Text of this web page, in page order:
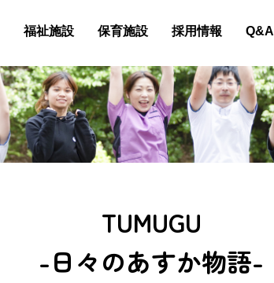
福祉施設 保育施設 採用情報 Q&A
TUMUGU
-日々のあすか物語-